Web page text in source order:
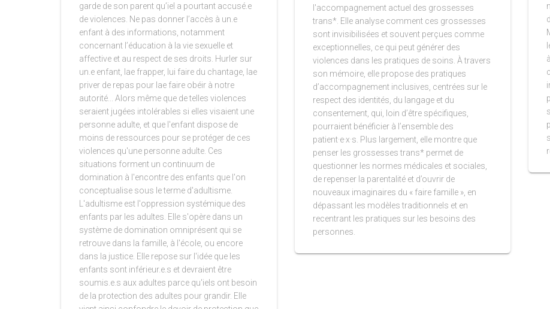
garde de son parent qu’iel a pourtant accusé.e
de violences. Ne pas donner l’accès à un.e
enfant à des informations, notamment
concernant l’éducation à la vie sexuelle et
affective et au respect de ses droits. Hurler sur
un.e enfant, lae frapper, lui faire du chantage, lae
priver de repas pour lae faire obéir à notre
autorité... Alors même que de telles violences
seraient jugées intolérables si elles visaient une
personne adulte, et que l'enfant dispose de
moins de ressources pour se protéger de ces
violences qu'une personne adulte. Ces
situations forment un continuum de
domination à l'encontre des enfants que l'on
conceptualise sous le terme d'adultisme.
L'adultisme est l'oppression systémique des
enfants par les adultes. Elle s'opère dans un
système de domination omniprésent qui se
retrouve dans la famille, à l'école, ou encore
dans la justice. Elle repose sur l'idée que les
enfants sont inférieur.e.s et devraient être
soumis.e.s aux adultes parce qu'iels ont besoin
de la protection des adultes pour grandir. Elle
l'accompagnement actuel des grossesses
trans*. Elle analyse comment ces grossesses
sont invisibilisées et souvent perçues comme
exceptionnelles, ce qui peut générer des
violences dans les pratiques de soins. À travers
son mémoire, elle propose des pratiques
d’accompagnement inclusives, centrées sur le
respect des identités, du langage et du
consentement, qui, loin d’être spécifiques,
pourraient bénéficier à l’ensemble des
patient·e·x·s. Plus largement, elle montre que
penser les grossesses trans* permet de
questionner les normes médicales et sociales,
de repenser la parentalité et d’ouvrir de
nouveaux imaginaires du « faire famille », en
dépassant les modèles traditionnels et en
recentrant les pratiques sur les besoins des
personnes.